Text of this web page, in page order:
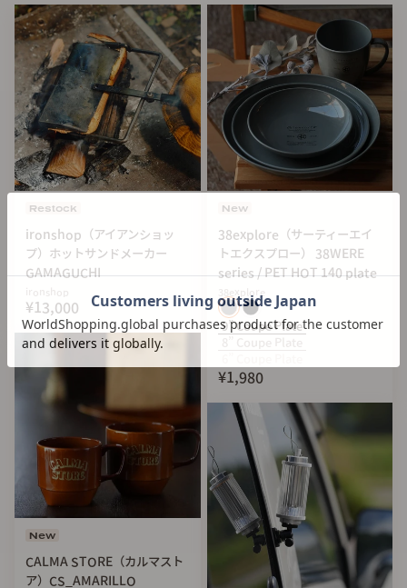
洗練された見た目の雰囲気もさることながら、手に取れば驚
くほど軽く、そして割れにくい。
耐熱140℃で電子レンジも使用可能なため、フィールドから
日常の食卓まで、場所を選ばずスマートにお使いいただけま
す。
原料から仕上げまで、日本の技術を詰め込んだ一皿。
この機会にぜひ一度、その質感に触れてみてください。
※こちらの商品はマグカップ単品です。
【基本情報】
Color：GR / BK
Material：再生PET樹脂 / ウレタン塗装（紀州漆器）
Size：Mug Cup 350 350ml
■Line up
Restock
ironshop（アイアンショッ
プ）ホットサンドメーカー
GAMAGUCHI
¥13,000
New
CALMA STORE（カルマスト
ア）CS_AMARILLO
New
38explore（サーティーエイ
トエクスプロー） 38WERE
series / PET HOT 140 plate
9” Coupe Plate
¥1,980